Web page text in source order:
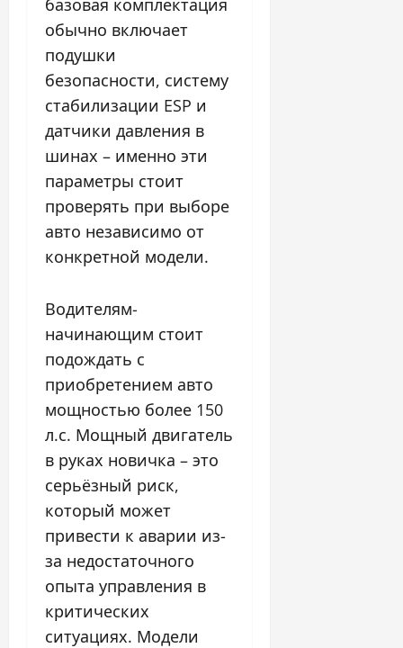
обычно включает
подушки
безопасности, систему
стабилизации ESP и
датчики давления в
шинах – именно эти
параметры стоит
проверять при выборе
авто независимо от
конкретной модели.
Водителям-
начинающим стоит
подождать с
приобретением авто
мощностью более 150
л.с. Мощный двигатель
в руках новичка – это
серьёзный риск,
который может
привести к аварии из-
за недостаточного
опыта управления в
критических
ситуациях. Модели